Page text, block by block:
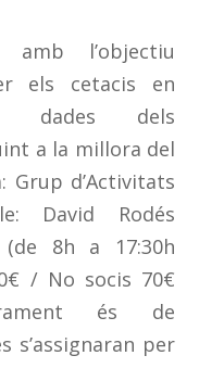
l’objectiu
els cetacis en
dades dels
a la millora del
Grup d’Activitats
David Rodés
8h a 17:30h
/ No socis 70€
és de
s’assignaran per